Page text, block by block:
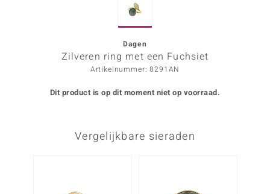
Dagen
Zilveren ring met een Fuchsiet
Artikelnummer: 8291AN
Dit product is op dit moment niet op voorraad.
Vergelijkbare sieraden